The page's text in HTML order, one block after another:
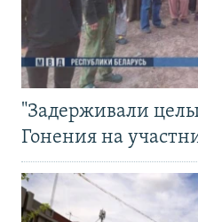
"Задерживали
Гонения на